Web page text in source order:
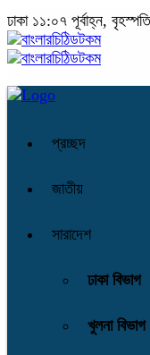
ঢাকা ১১:০৭ পূর্বাহ্ন,
প্রচ্ছদ
জাতীয়
সারাদেশ
ঢাকা বিভাগ
খুলনা বিভাগ